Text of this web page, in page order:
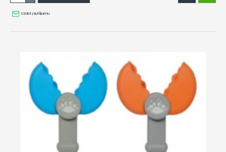
Uzdot jautājumu